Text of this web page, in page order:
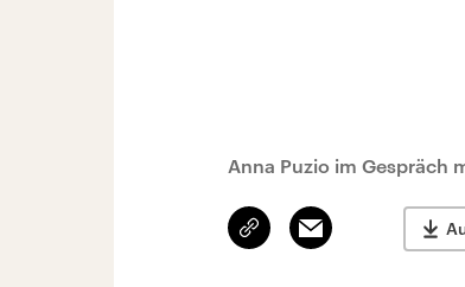
Anna Puzio im Gespräch
Link
kopieren/teilen
Email